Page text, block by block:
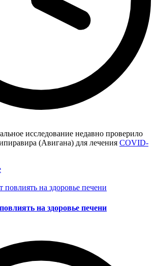
исследование недавно проверило
(Авигана) для лечения COVID-
на здоровье печени